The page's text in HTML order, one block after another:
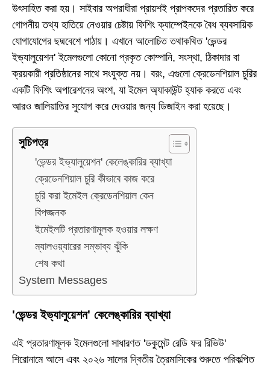
উৎসাহিত করা হয়। সাইবার অপরাধীরা প্রায়শই প্রাপকদের প্রতারিত করে
গোপনীয় তথ্য হাতিয়ে নেওয়ার চেষ্টায় ফিশিং ক্যাম্পেইনকে বৈধ ব্যবসায়িক
যোগাযোগের ছদ্মবেশে পাঠায়। এখানে আলোচিত তথাকথিত 'ভেন্ডর
ইভ্যালুয়েশন' ইমেলগুলো কোনো প্রকৃত কোম্পানি, সংস্থা, ঠিকাদার বা
ক্রয়কারী প্রতিষ্ঠানের সাথে সংযুক্ত নয়। বরং, এগুলো ক্রেডেনশিয়াল চুরির
একটি ফিশিং অপারেশনের অংশ, যা ইমেল অ্যাকাউন্ট হ্যাক করতে এবং
আরও জালিয়াতির সুযোগ করে দেওয়ার জন্য ডিজাইন করা হয়েছে।
সুচিপত্র
'ভেন্ডর ইভ্যালুয়েশন' কেলেঙ্কারির ব্যাখ্যা
ক্রেডেনশিয়াল চুরি কীভাবে কাজ করে
চুরি করা ইমেইল ক্রেডেনশিয়াল কেন
বিপজ্জনক
ইমেইলটি প্রতারণামূলক হওয়ার লক্ষণ
ম্যালওয়্যারের সম্ভাব্য ঝুঁকি
শেষ কথা
System Messages
'ভেন্ডর ইভ্যালুয়েশন' কেলেঙ্কারির ব্যাখ্যা
এই প্রতারণামূলক ইমেলগুলো সাধারণত 'ডকুমেন্ট রেডি ফর রিভিউ'
শিরোনামে আসে এবং ২০২৬ সালের দ্বিতীয় ত্রৈমাসিকের শুরুতে পরিকল্পিত